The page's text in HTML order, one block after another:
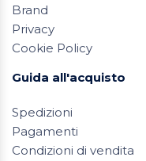
Brand
Privacy
Cookie Policy
Guida all'acquisto
Spedizioni
Pagamenti
Condizioni di vendita